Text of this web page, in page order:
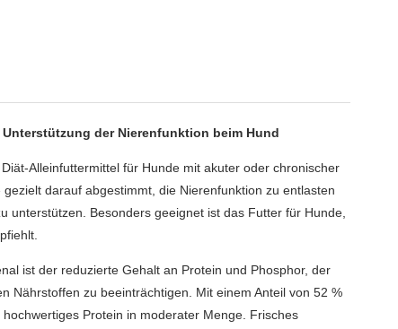
der Nierenfunktion beim Hund
Alleinfuttermittel für Hunde mit akuter oder chronischer
darauf abgestimmt, die Nierenfunktion zu entlasten
unterstützen. Besonders geeignet ist das Futter für Hunde,
ist der reduzierte Gehalt an Protein und Phosphor, der
Nährstoffen zu beeinträchtigen. Mit einem Anteil von 52 %
Protein in moderater Menge. Frisches